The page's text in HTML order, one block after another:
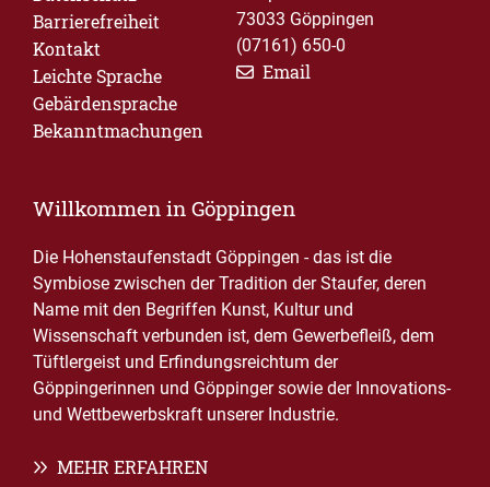
Barrierefreiheit
Kontakt
Leichte Sprache
Gebärdensprache
Bekanntmachungen
73033 Göppingen
(07161) 650-0
Email
Willkommen in Göppingen
Die Hohenstaufenstadt Göppingen - das ist die
Symbiose zwischen der Tradition der Staufer, deren
Name mit den Begriffen Kunst, Kultur und
Wissenschaft verbunden ist, dem Gewerbefleiß, dem
Tüftlergeist und Erfindungsreichtum der
Göppingerinnen und Göppinger sowie der Innovations-
und Wettbewerbskraft unserer Industrie.
MEHR ERFAHREN